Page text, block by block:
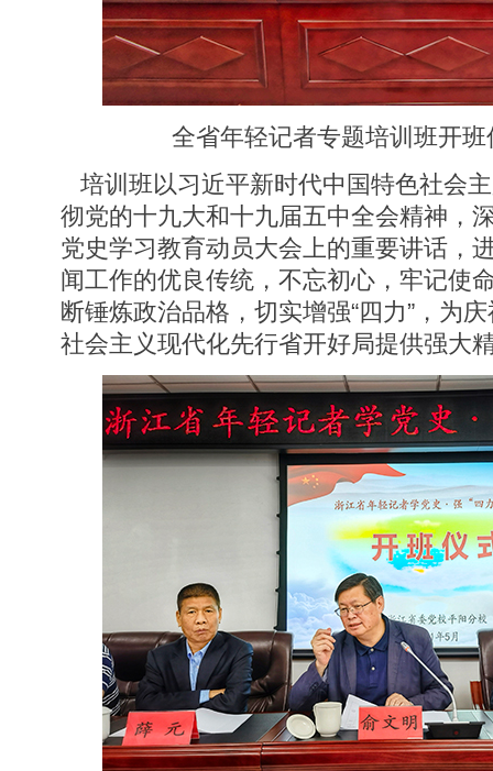
全省年轻记者专题培训班开
培训班以习近平新时代中国特色社会
彻党的十九大和十九届五中全会精神，
党史学习教育动员大会上的重要讲话，
闻工作的优良传统，不忘初心，牢记使
断锤炼政治品格，切实增强“四力”，为
社会主义现代化先行省开好局提供强大